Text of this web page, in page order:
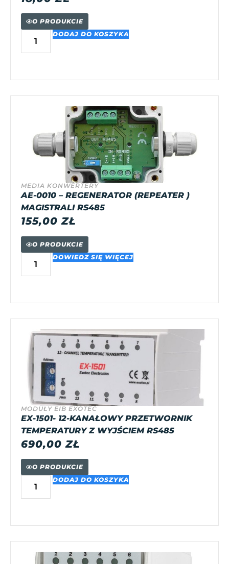
O PRODUKCIE
DODAJ DO KOSZYKA
MEDIA KONWERTERY
AE-0010 – REGENERATOR (REPEATER )
MAGISTRALI RS485
155,00ZŁ
O PRODUKCIE
DOWIEDZ SIĘ WIĘCEJ
MODUŁY EIB EXOTEC
EX-1501- 12-KANAŁOWY PRZETWORNIK
TEMPERATURY Z WYJŚCIEM RS485
690,00ZŁ
O PRODUKCIE
DODAJ DO KOSZYKA